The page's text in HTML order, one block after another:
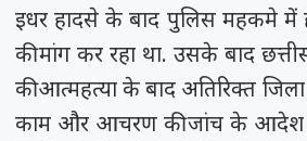
इधर हादसे के बाद पुलिस महकमे में
की मांग कर रहा था. उसके बाद
की आत्महत्या के बाद अतिरिक्त
काम और आचरण की जांच के आदेश